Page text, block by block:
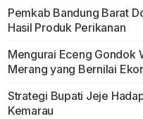
Pemkab Bandung Barat
Hasil Produk Perikanan
Mengurai Eceng Gondok
Merang yang Bernilai
Strategi Bupati Jeje
Kemarau